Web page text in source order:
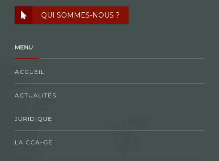
QUI SOMMES-NOUS ?
MENU
ACCUEIL
ACTUALITÉS
JURIDIQUE
LA CCA-GE